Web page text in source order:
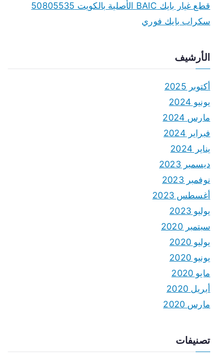
قطع غيار بايك BAIC الأصلية بالكويت 50805535
سكراب بايك فوري
الأرشيف
أكتوبر 2025
يونيو 2024
مارس 2024
فبراير 2024
يناير 2024
ديسمبر 2023
نوفمبر 2023
أغسطس 2023
يوليو 2023
سبتمبر 2020
يوليو 2020
يونيو 2020
مايو 2020
أبريل 2020
مارس 2020
تصنيفات